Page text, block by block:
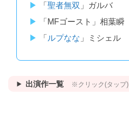
「 聖者無双 」ガルバ
「MFゴースト」相葉瞬
「 ルプなな 」ミシェル
出演作一覧 ※クリック(タップ